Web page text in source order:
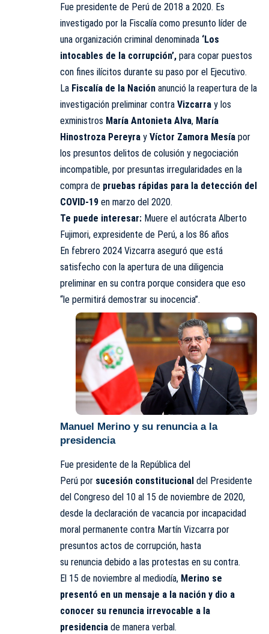
Fue presidente de Perú de 2018 a 2020. Es
investigado por la Fiscalía como presunto líder de
una organización criminal denominada ‘Los
intocables de la corrupción’, para copar puestos
con fines ilícitos durante su paso por el Ejecutivo.
La Fiscalía de la Nación anunció la reapertura de la
investigación preliminar contra Vizcarra y los
exministros María Antonieta Alva, María
Hinostroza Pereyra y Víctor Zamora Mesía por
los presuntos delitos de colusión y negociación
incompatible, por presuntas irregularidades en la
compra de pruebas rápidas para la detección del
COVID-19 en marzo del 2020.
Te puede interesar: Muere el autócrata Alberto
Fujimori, expresidente de Perú, a los 86 años
En febrero 2024 Vizcarra aseguró que está
satisfecho con la apertura de una diligencia
preliminar en su contra porque considera que eso
“le permitirá demostrar su inocencia”.
Manuel Merino y su renuncia a la
presidencia
Fue presidente de la República del
Perú por sucesión constitucional del Presidente
del Congreso del 10 al 15 de noviembre de 2020,
desde la declaración de vacancia por incapacidad
moral permanente contra Martín Vizcarra por
presuntos actos de corrupción, hasta
su renuncia debido a las protestas en su contra.
El 15 de noviembre al mediodía, Merino se
presentó en un mensaje a la nación y dio a
conocer su renuncia irrevocable a la
presidencia de manera verbal.